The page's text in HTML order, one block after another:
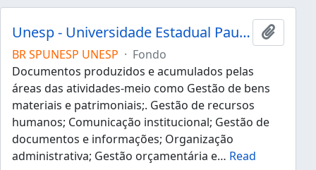
Unesp - Universidade Estadual Paulista "Júlio de Mesquita Filho"
Añadir
BR SPUNESP UNESP · Fondo
Documentos produzidos e acumulados pelas
áreas das atividades-meio como Gestão de bens
materiais e patrimoniais;. Gestão de recursos
humanos; Comunicação institucional; Gestão de
documentos e informações; Organização
administrativa; Gestão orçamentária e… Read